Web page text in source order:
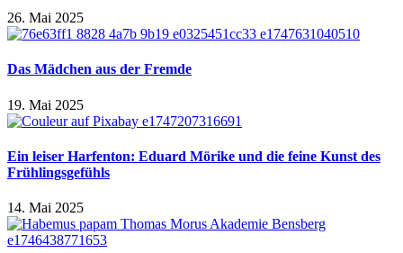
26. Mai 2025
Das Mädchen aus der Fremde
19. Mai 2025
Ein leiser Harfenton: Eduard Mörike und die feine Kunst des
Frühlingsgefühls
14. Mai 2025